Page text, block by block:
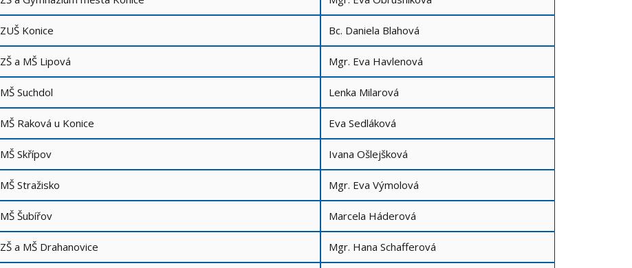
ZUŠ Konice Bc. Daniela Blahová
ZŠ a MŠ Lipová Mgr. Eva Havlenová
MŠ Suchdol Lenka Milarová
MŠ Raková u Konice Eva Sedláková
MŠ Skřípov Ivana Ošlejšková
MŠ Stražisko Mgr. Eva Výmolová
MŠ Šubířov Marcela Háderová
ZŠ a MŠ Drahanovice Mgr. Hana Schafferová